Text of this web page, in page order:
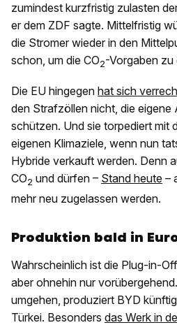
zumindest kurzfristig zulasten
er dem ZDF sagte. Mittelfristig
die Stromer wieder in den
schon, um die CO2-Vorgaben zu
Die EU hingegen hat sich
den Strafzöllen nicht, die
schützen. Und sie torpediert mit
eigenen Klimaziele, wenn nun
Hybride verkauft werden. Denn
CO2 und dürfen – Stand heute –
mehr neu zugelassen werden.
Produktion bald in
Wahrscheinlich ist die Plug-in-
aber ohnehin nur
umgehen, produziert BYD
Türkei. Besonders das Werk in